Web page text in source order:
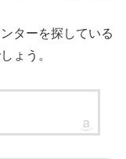
ターを探している
ょう。